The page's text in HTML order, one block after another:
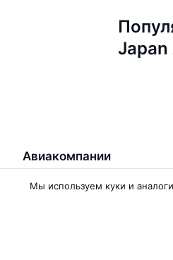
Авиакомпании
Air Samarkand
Мы используем куки и